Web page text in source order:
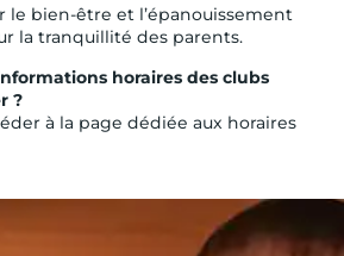
le bien-être et l’épanouissement
la tranquillité des parents.
horaires des clubs
?
à la page dédiée aux horaires